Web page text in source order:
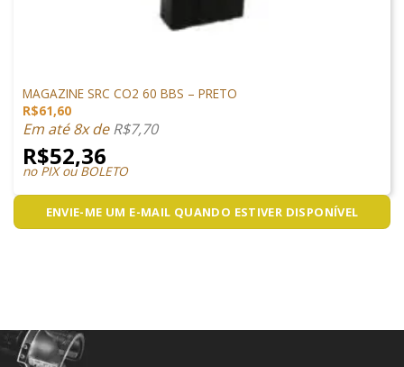
MAGAZINE SRC CO2 60 BBS – PRETO
R$61,60
Em até 8x deR$7,70
R$52,36
no PIX ou BOLETO
ENVIE-ME UM E-MAIL QUANDO ESTIVER DISPONÍVEL